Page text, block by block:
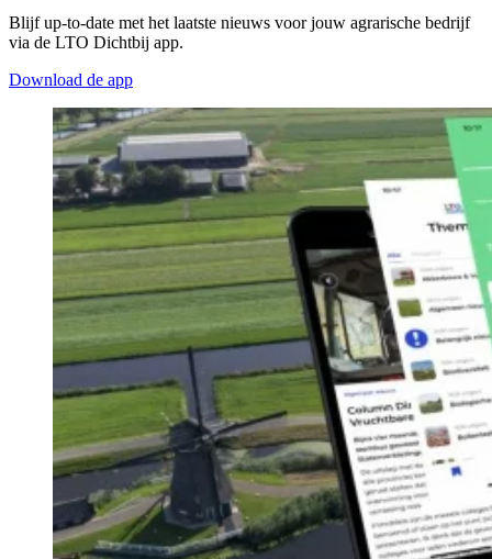
Blijf up-to-date met het laatste nieuws voor jouw agrarische bedrijf
via de LTO Dichtbij app.
Download de app